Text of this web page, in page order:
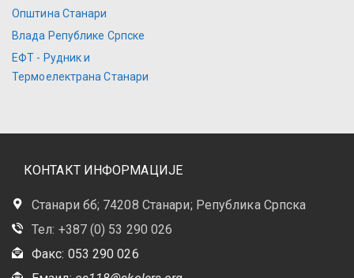
Општина Станари
Влада Републике Српске
ЕФТ - Рудник и
Термоелектрана Станари
КОНТАКТ ИНФОРМАЦИЈЕ
Станари бб; 74208 Станари; Република Српска
Тел: +387 (0) 53 290 026
Факс: 053 290 026